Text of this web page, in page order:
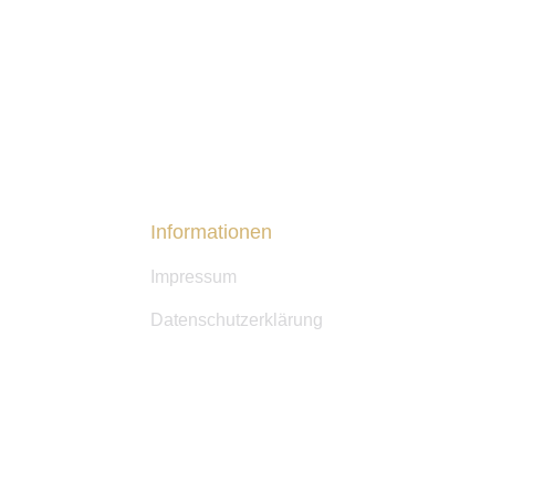
Informationen
Impressum
Datenschutzerklärung